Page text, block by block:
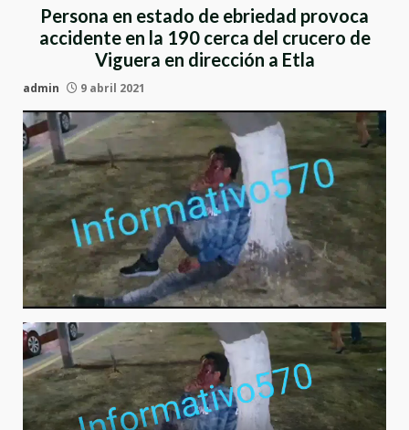
Persona en estado de ebriedad provoca
accidente en la 190 cerca del crucero de
Viguera en dirección a Etla
admin 9 abril 2021